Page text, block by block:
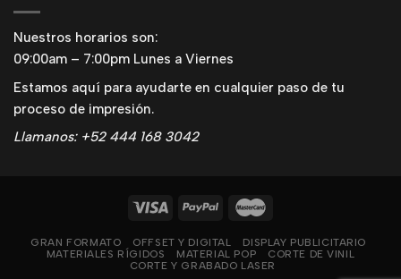
Nuestros horarios son:
09:00am – 7:00pm Lunes a Viernes
Estamos aquí para ayudarte en cualquier paso de tu
proceso de impresión.
Llamanos: +52 444 168 3042
GRAN FORMATO OFFSET Y DIGITAL
DISPLAY PUBLICITARIO
MATERIALES RÍGIDOS
MATERIAL POP
CORTE DE VINIL
CORTE Y GRABADO LASER